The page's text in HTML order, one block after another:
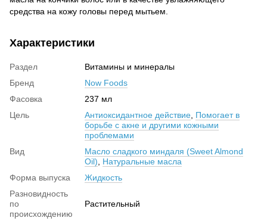
средства на кожу головы перед мытьем.
Характеристики
Раздел
Витамины и минералы
Бренд
Now Foods
Фасовка
237 мл
Цель
Антиоксидантное действие Помогает в
борьбе с акне и другими кожными
проблемами
Вид
Масло сладкого миндаля (Sweet Almond
Oil)
Натуральные масла
Форма выпуска
Жидкость
Разновидность
по
происхождению
Растительный